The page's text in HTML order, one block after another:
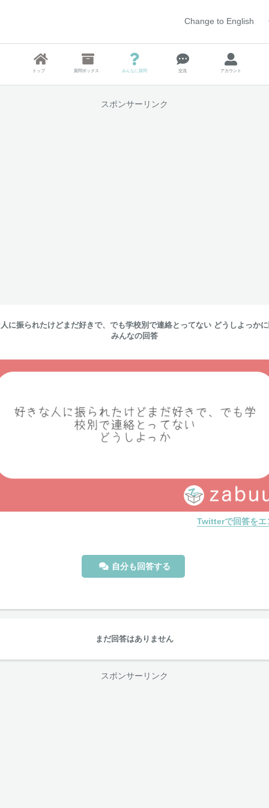
Change to English
スポンサーリンク
に振られたけどまだ好きで、でも学校別で連絡とってない どうしよっか
みんなの回答
Twitterで回答をエ
自分も回答する
まだ回答はありません
スポンサーリンク
トップ 質問ボックス みんなに質問 交流 アカウント